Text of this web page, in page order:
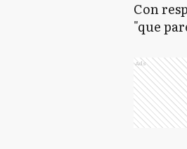
Con
"que
Ads